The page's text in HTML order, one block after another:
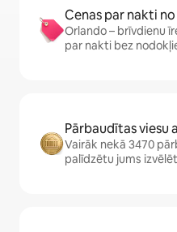
Cenas par nakti no
Orlando – brīvdienu
par nakti bez
Pārbaudītas viesu
Vairāk nekā 3470
palīdzētu jums